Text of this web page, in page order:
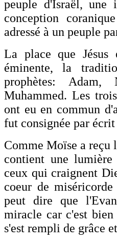
peuple d'Israël,
conception
adressé à un peuple
La place que Jésus
éminente, la
prophètes: Adam,
Muhammed. Les
ont eu en commun
fut consignée par
Comme Moïse a reçu
contient une
ceux qui craignent
coeur de
peut dire que
miracle car c'est
s'est rempli de grâce